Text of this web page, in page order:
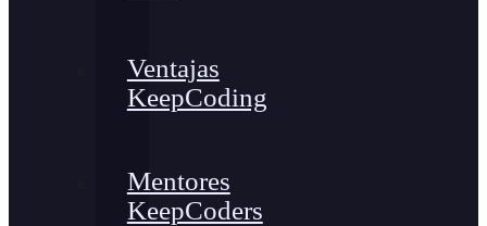
Ventajas
KeepCoding
Mentores
KeepCoders